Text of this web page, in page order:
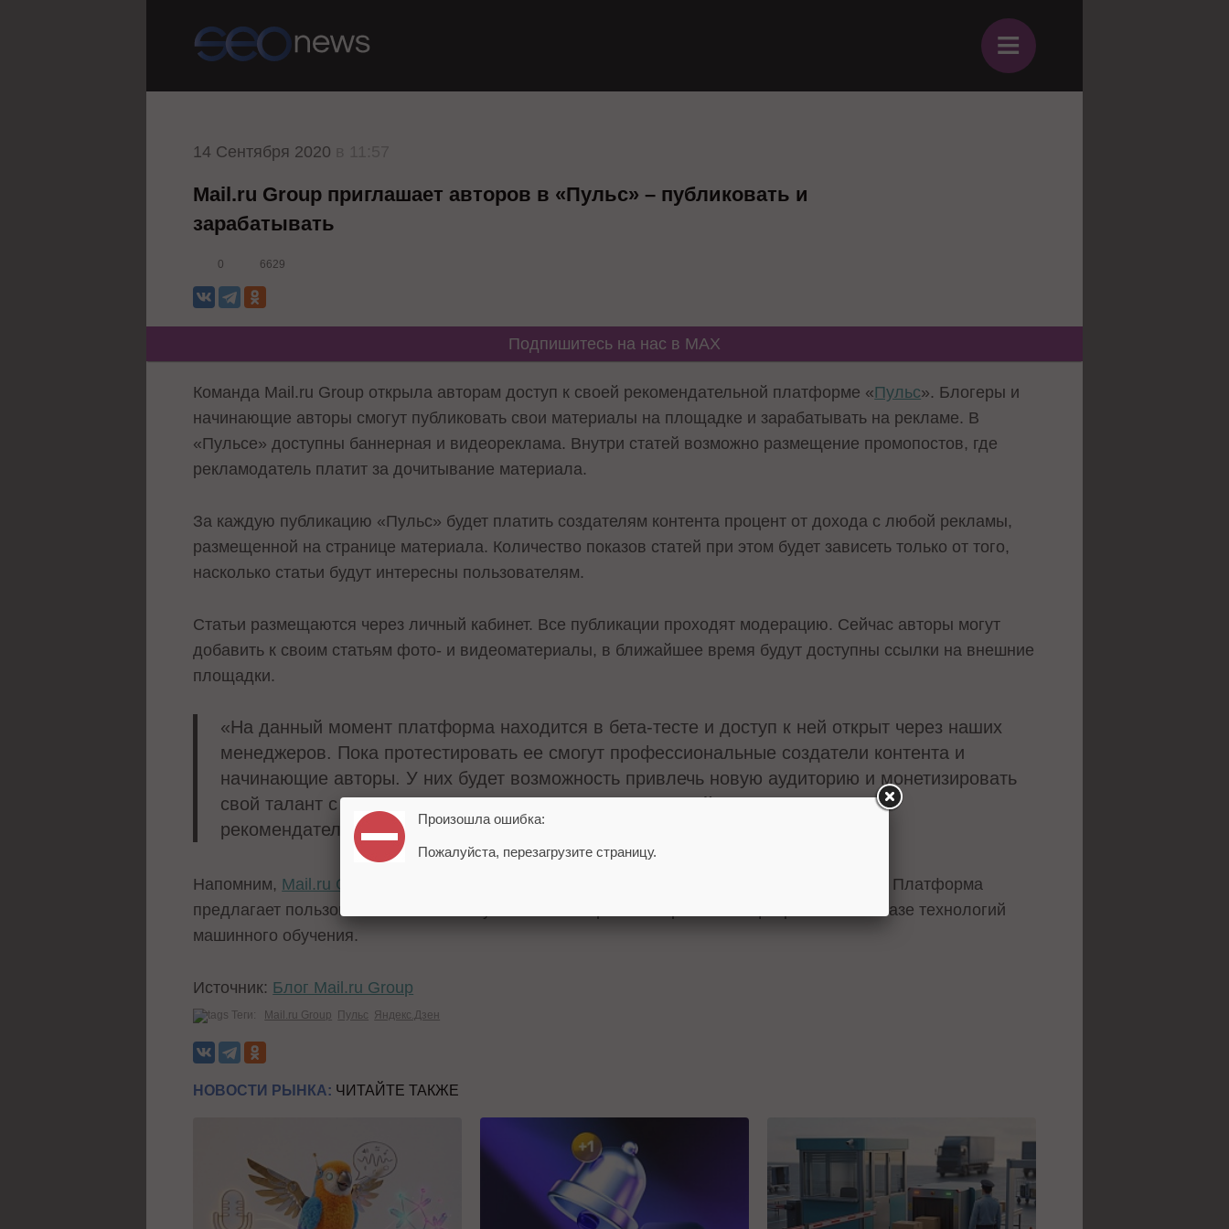
≡
14 Сентября 2020
Mail.ru Group приглашает авторов в «Пульс» – публиковать и
зарабатывать
0 6629
Подпишитесь на нас в MAX
Команда Mail.ru Group открыла авторам доступ к своей рекомендательной платформе «Пульс». Блогеры и
начинающие авторы смогут публиковать свои материалы на площадке и зарабатывать на рекламе. В
«Пульсе» доступны баннерная и видеореклама. Внутри статей возможно размещение промопостов, где
рекламодатель платит за дочитывание материала.
За каждую публикацию «Пульс» будет платить создателям контента процент от дохода с любой рекламы,
размещенной на странице материала. Количество показов статей при этом будет зависеть только от того,
насколько статьи будут интересны пользователям.
Статьи размещаются через личный кабинет. Все публикации проходят модерацию. Сейчас авторы могут
добавить к своим статьям фото- и видеоматериалы, в ближайшее время будут доступны ссылки на внешние
площадки.
«На данный момент платформа находится в бета-тесте и доступ к ней открыт через наших
менеджеров. Пока протестировать ее смогут профессиональные создатели контента и
начинающие авторы. У них будет возможность привлечь новую аудиторию и монетизировать
свой талант с помощью Пульса», – комментируетСергей Шалаев, директор
рекомендательных систем Mail.ru Group.
Напомним, Mail.ru Group запустила «Пульс»
– аналог Яндекс.Дзена – в начале 2019 года. Платформа
предлагает пользователям контент с учетом их интересов. Персонализация работает на базе технологий
машинного обучения.
Источник: Блог Mail.ru Group
Теги: Mail.ru Group Пульс Яндекс.Дзен
НОВОСТИ РЫНКА: ЧИТАЙТЕ ТАКЖЕ
Произошла ошибка:
Пожалуйста, перезагрузите страницу.